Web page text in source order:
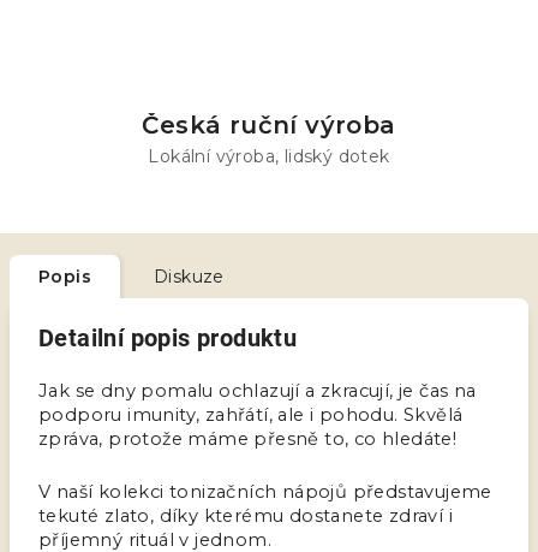
Česká ruční výroba
Lokální výroba, lidský dotek
Popis Diskuze
Detailní popis produktu
Jak se dny pomalu ochlazují a zkracují,je čas na
podporu imunity, zahřátí, ale i pohodu. Skvělá
zpráva, protože máme přesně to, co hledáte!
V naší kolekci tonizačních nápojů představujeme
tekuté zlato, díky kterému dostanete zdraví i
příjemný rituál v jednom.